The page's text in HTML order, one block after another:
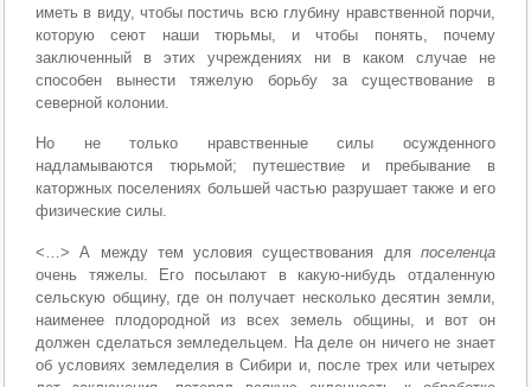
иметь в виду, чтобы постичь всю глубину нравственной порчи,
которую сеют наши тюрьмы, и чтобы понять, почему
заключенный в этих учреждениях ни в каком случае не
способен вынести тяжелую борьбу за существование в
северной колонии.
Но не только нравственные силы осужденного
надламываются тюрьмой; путешествие и пребывание в
каторжных поселениях большей частью разрушает также и его
физические силы.
<…> А между тем условия существования для поселенца
очень тя­желы. Его посылают в какую-нибудь отдаленную
сельскую общину, где он получает несколько десятин земли,
наименее плодородной из всех земель общины, и вот он
должен сделаться земледельцем. На деле он ничего не знает
об условиях земледелия в Сибири и, по­сле трех или четырех